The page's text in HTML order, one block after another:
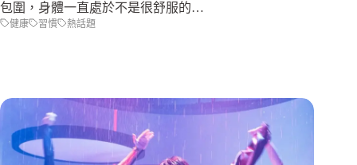
包圍，身體一直處於不是很舒服的…
健康 習慣 熱話題